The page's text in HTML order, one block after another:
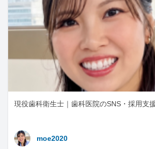
現役歯科衛生士｜歯科医院のSNS・採用支
moe2020